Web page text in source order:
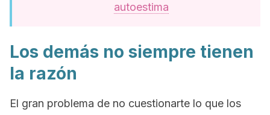
autoestima
Los demás no siempre tienen
la razón
El gran problema de no cuestionarte lo que los